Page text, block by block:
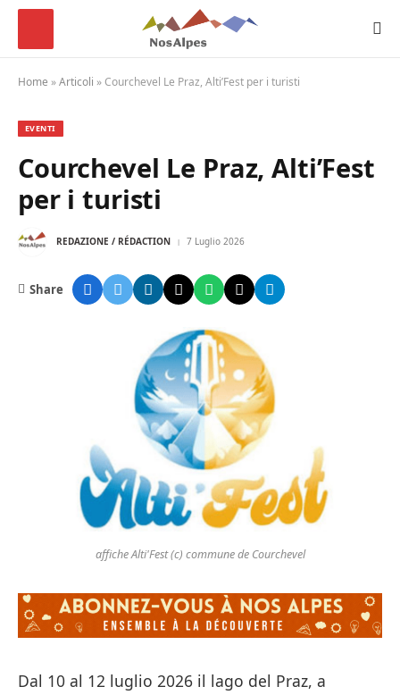
Home »Articoli »Courchevel Le Praz, Alti’Fest per i turisti
EVENTI
Courchevel Le Praz, Alti’Fest
per i turisti
REDAZIONE / RÉDACTION 7 Luglio 2026
Share
affiche Alti'Fest (c) commune de Courchevel
Dal 10 al 12 luglio 2026 il lago del Praz, a